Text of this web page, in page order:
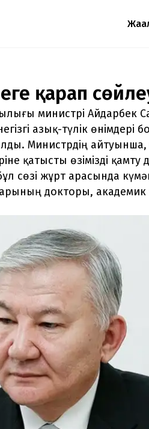
қарап
министрі Айдарбек
азық-түлік өнімдері
Министрдің
қатысты өзімізді қамту
сөзі жұрт арасында
докторы,